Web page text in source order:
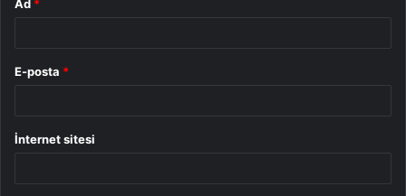
Ad *
E-posta *
İnternet sitesi